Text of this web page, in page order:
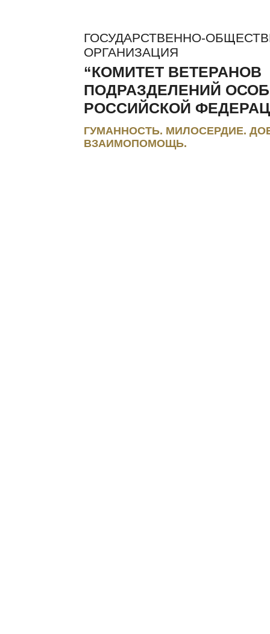
ГОСУДАРСТВЕННО-
ОРГАНИЗАЦИЯ
“КОМИТЕТ ВЕТЕРАНОВ
ПОДРАЗДЕЛЕНИЙ
РОССИЙСКОЙ
ГУМАННОСТЬ. МИЛОСЕРДИЕ.
ВЗАИМОПОМОЩЬ.